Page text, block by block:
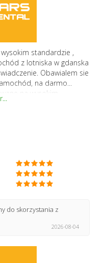
standardzie ,
z lotniska w gdanska
Obawialem sie
na darmo...
na wysokim
przy mojej
do skorzystania z
2026-08-04